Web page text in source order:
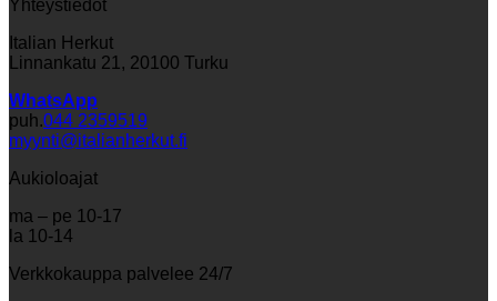
Yhteystiedot
Italian Herkut
Linnankatu 21, 20100 Turku
WhatsApp
puh.044 2359519
myynti@italianherkut.fi
Aukioloajat
ma – pe 10-17
la 10-14
Verkkokauppa palvelee 24/7